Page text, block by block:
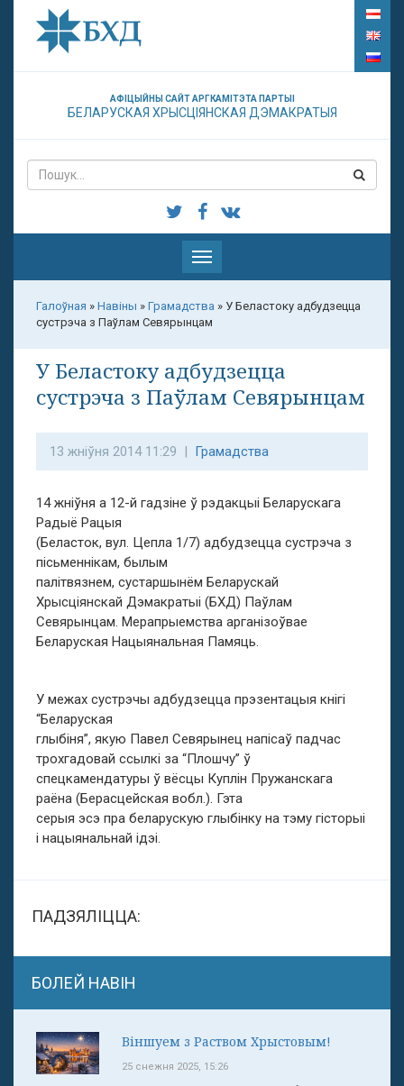
АФІЦЫЙНЫ САЙТ АРГКАМІТЭТА ПАРТЫІ
БЕЛАРУСКАЯ ХРЫСЦІЯНСКАЯ ДЭМАКРАТЫЯ
Паказаць
меню
Галоўная » Навіны » Грамадства » У Беластоку адбудзецца
сустрэча з Паўлам Севярынцам
У Беластоку адбудзецца
сустрэча з Паўлам Севярынцам
13 жніўня 2014 11:29 | Грамадства
14 жніўня а 12-й гадзіне ў рэдакцыі Беларускага
Радыё Рацыя
(Беласток, вул. Цепла 1/7) адбудзецца сустрэча з
пісьменнікам, былым
палітвязнем, сустаршынём Беларускай
Хрысціянскай Дэмакратыі (БХД) Паўлам
Севярынцам. Мерапрыемства арганізоўвае
Беларуская Нацыянальная Памяць.
У межах сустрэчы адбудзецца прэзентацыя кнігі
“Беларуская
глыбіня”, якую Павел Севярынец напісаў падчас
трохгадовай ссылкі за “Плошчу” ў
спецкамендатуры ў вёсцы Куплін Пружанскага
раёна (Берасцейская вобл.). Гэта
серыя эсэ пра беларускую глыбінку на тэму гісторыі
і нацыянальнай ідэі.
ПАДЗЯЛІЦЦА:
БОЛЕЙ НАВІН
Віншуем з Раством Хрыстовым!
25 снежня 2025, 15:26